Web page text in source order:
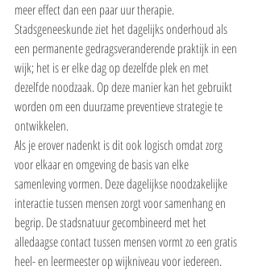
meer effect dan een paar uur therapie.
Stadsgeneeskunde ziet het dagelijks onderhoud als
een permanente gedragsveranderende praktijk in een
wijk; het is er elke dag op dezelfde plek en met
dezelfde noodzaak. Op deze manier kan het gebruikt
worden om een duurzame preventieve strategie te
ontwikkelen.
Als je erover nadenkt is dit ook logisch omdat zorg
voor elkaar en omgeving de basis van elke
samenleving vormen. Deze dagelijkse noodzakelijke
interactie tussen mensen zorgt voor samenhang en
begrip. De stadsnatuur gecombineerd met het
alledaagse contact tussen mensen vormt zo een gratis
heel- en leermeester op wijkniveau voor iedereen.